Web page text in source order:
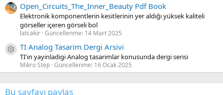
Open_Circuits_The_Inner_Beauty Pdf Book
Elektronik komponentlerin kesitlerinin yer aldığı yüksek kaliteli
görseller içeren görseli bol
latcakir Güncellenme: 14 Mart 2025
Kaynak ikon/amblem
TI Analog Tasarim Dergi Arsivi
TI'in yayinladigi Analog tasarimlar konusunda dergi serisi
Mikro Step Güncellenme: 16 Ocak 2025
Bu sayfayı paylaş